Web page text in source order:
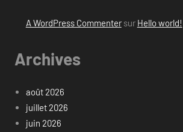
A WordPress Commentersur Hello world!
Archives
août 2026
juillet 2026
juin 2026